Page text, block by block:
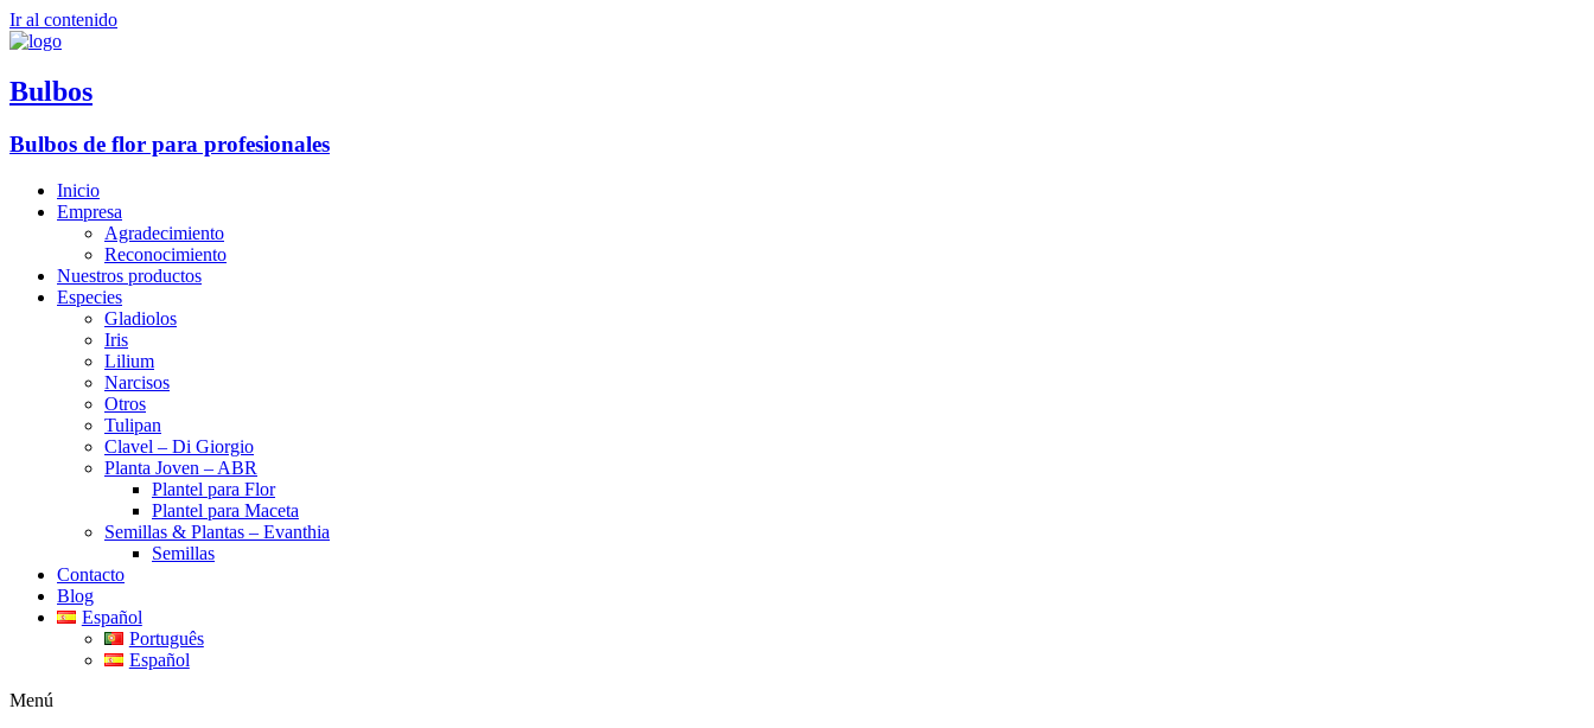
Ir al contenido
Bulbos
Bulbos de flor para profesionales
Inicio
Empresa
Agradecimiento
Reconocimiento
Nuestros productos
Especies
Gladiolos
Iris
Lilium
Narcisos
Otros
Tulipan
Clavel – Di Giorgio
Planta Joven – ABR
Plantel para Flor
Plantel para Maceta
Semillas & Plantas – Evanthia
Semillas
Contacto
Blog
Español
Português
Español
Menú